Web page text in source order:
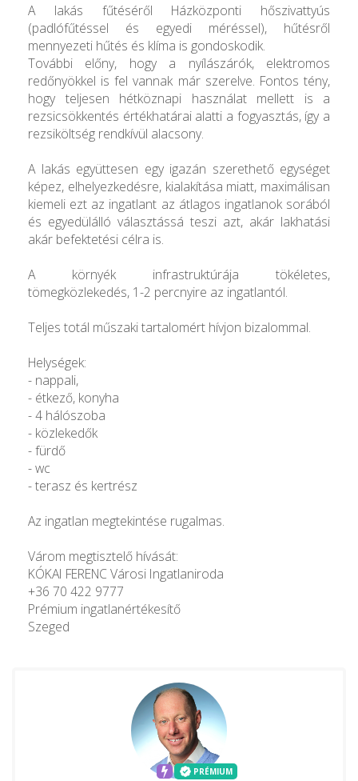
A lakás fűtéséről Házközponti hőszivattyús
(padlófűtéssel és egyedi méréssel), hűtésről
mennyezeti hűtés és klíma is gondoskodik.
További előny, hogy a nyílászárók, elektromos
redőnyökkel is fel vannak már szerelve. Fontos tény,
hogy teljesen hétköznapi használat mellett is a
rezsicsökkentés értékhatárai alatti a fogyasztás, így a
rezsiköltség rendkívül alacsony.
A lakás együttesen egy igazán szerethető egységet
képez, elhelyezkedésre, kialakítása miatt, maximálisan
kiemeli ezt az ingatlant az átlagos ingatlanok sorából
és egyedülálló választássá teszi azt, akár lakhatási
akár befektetési célra is.
A környék infrastruktúrája tökéletes,
tömegközlekedés, 1-2 percnyire az ingatlantól.
Teljes totál műszaki tartalomért hívjon bizalommal.
Helységek:
- nappali,
- étkező, konyha
- 4 hálószoba
- közlekedők
- fürdő
- wc
- terasz és kertrész
Az ingatlan megtekintése rugalmas.
Várom megtisztelő hívását:
KÓKAI FERENC Városi Ingatlaniroda
+36 70 422 9777
Prémium ingatlanértékesítő
Szeged
PRÉMIUM